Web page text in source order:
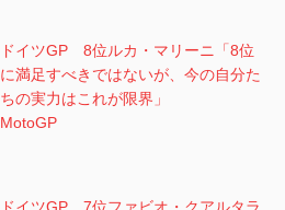
ドイツGP 8位ルカ・マリーニ「8位
に満足すべきではないが、今の自分た
ちの実力はこれが限界」
MotoGP